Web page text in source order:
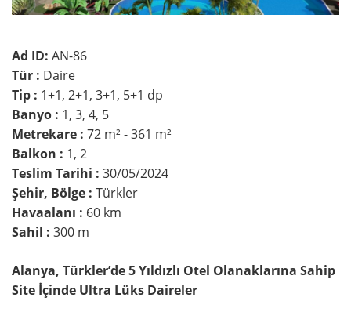
Ad ID: AN-86
Tür : Daire
Tip : 1+1, 2+1, 3+1, 5+1 dp
Banyo : 1, 3, 4, 5
Metrekare : 72 m² - 361 m²
Balkon : 1, 2
Teslim Tarihi : 30/05/2024
Şehir, Bölge : Türkler
Havaalanı : 60 km
Sahil : 300 m
Alanya, Türkler’de 5 Yıldızlı Otel Olanaklarına Sahip
Site İçinde Ultra Lüks Daireler